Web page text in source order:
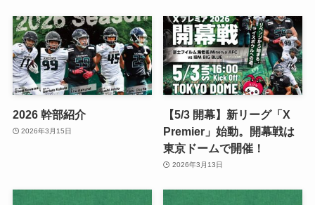
2026 幹部紹介
2026年3月15日
【5/3 開幕】新リーグ「X
Premier」始動。開幕戦は
東京ドームで開催！
2026年3月13日